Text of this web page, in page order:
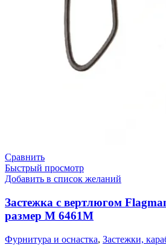
Сравнить
Быстрый просмотр
Добавить в список желаний
Застежка с вертлюгом
размер M 6461M
Фурнитура и оснастка, Застежки,